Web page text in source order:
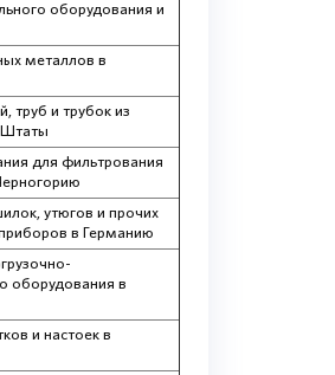
оборудования и
металлов в
труб и трубок из
Штаты
для фильтрования
утюгов и прочих
в Германию
оборудования в
и настоек в